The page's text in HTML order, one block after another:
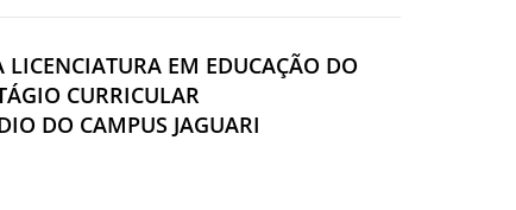
EM EDUCAÇÃO DO
CURRICULAR
DO CAMPUS JAGUARI